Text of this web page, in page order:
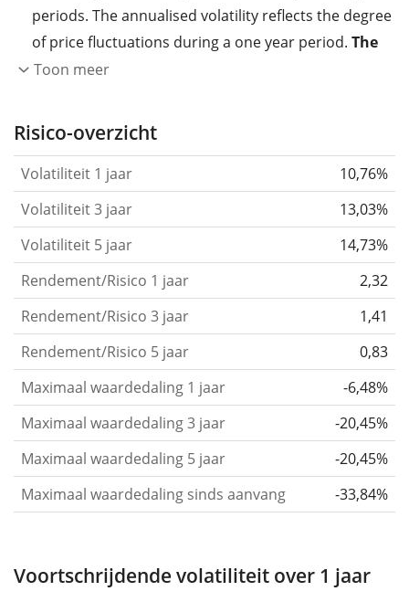
periods. The annualised volatility reflects the degree
of price fluctuations during a one year period. The
higher the volatility, the more significantly the
the past.
Assets with higher volatility are generally
based on the data for the past 1, 3 and 5 years so
that you can see if price fluctuations for the ETF
became stronger or weaker over time.
Return per riskfor 1, 3 and 5 year periods. This is
the annualised (i.e. converted to a one year period)
past return divided by the past annualised volatility.
The metric puts the historical return of an asset
in relation to its historical riskand gives you a
retrospective indication of the degree of price
fluctuation you had to bear with in order to obtain
the return. We calculate this parameter for 1, 3 and
5 year periods to display its evolution over time.
Maximum drawdownfor a period.This shows the
buying and subsequently selling the asset at the
Toon meer
Risico-overzicht
Volatiliteit 1 jaar
10,76%
Volatiliteit 3 jaar
13,03%
Volatiliteit 5 jaar
14,73%
Rendement/Risico 1 jaar
2,32
Rendement/Risico 3 jaar
1,41
Rendement/Risico 5 jaar
0,83
Maximaal waardedaling 1 jaar
-6,48%
Maximaal waardedaling 3 jaar
-20,45%
Maximaal waardedaling 5 jaar
-20,45%
Maximaal waardedaling sinds aanvang
-33,84%
Voortschrijdende volatiliteit over 1 jaar